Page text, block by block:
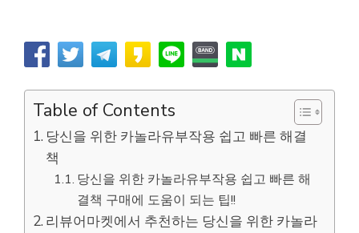
Table of Contents
당신을 위한 카놀라유부작용 쉽고 빠른 해결
책
당신을 위한 카놀라유부작용 쉽고 빠른 해
결책 구매에 도움이 되는 팁!!
리뷰어마켓에서 추천하는 당신을 위한 카놀라